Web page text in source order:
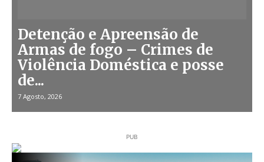
Detenção e Apreensão de
Armas de fogo – Crimes de
Violência Doméstica e posse
de...
7 Agosto, 2026
PUB